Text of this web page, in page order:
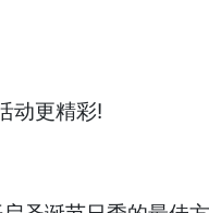
动更精彩!